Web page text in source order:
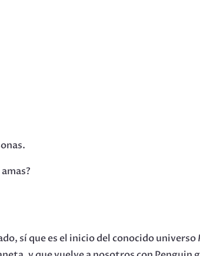
sí que es el inicio del conocido universo